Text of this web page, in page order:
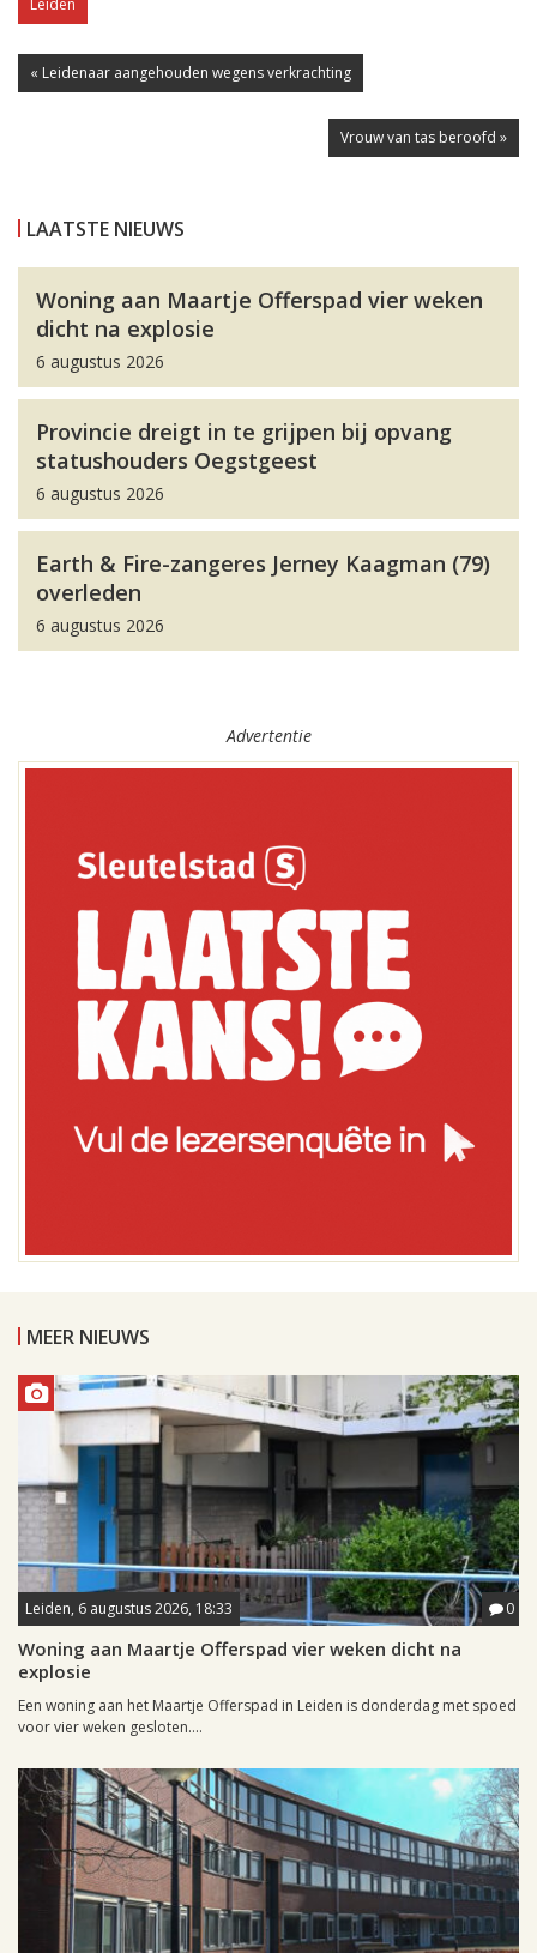
Leiden
« Leidenaar aangehouden wegens verkrachting
Vrouw van tas beroofd »
LAATSTE NIEUWS
Woning aan Maartje Offerspad vier weken
dicht na explosie
6 augustus 2026
Provincie dreigt in te grijpen bij opvang
statushouders Oegstgeest
6 augustus 2026
Earth & Fire-zangeres Jerney Kaagman (79)
overleden
6 augustus 2026
Advertentie
MEER NIEUWS
Leiden, 6 augustus 2026, 18:33 0
Woning aan Maartje Offerspad vier weken dicht na
explosie
Een woning aan het Maartje Offerspad in Leiden is donderdag met spoed
voor vier weken gesloten....